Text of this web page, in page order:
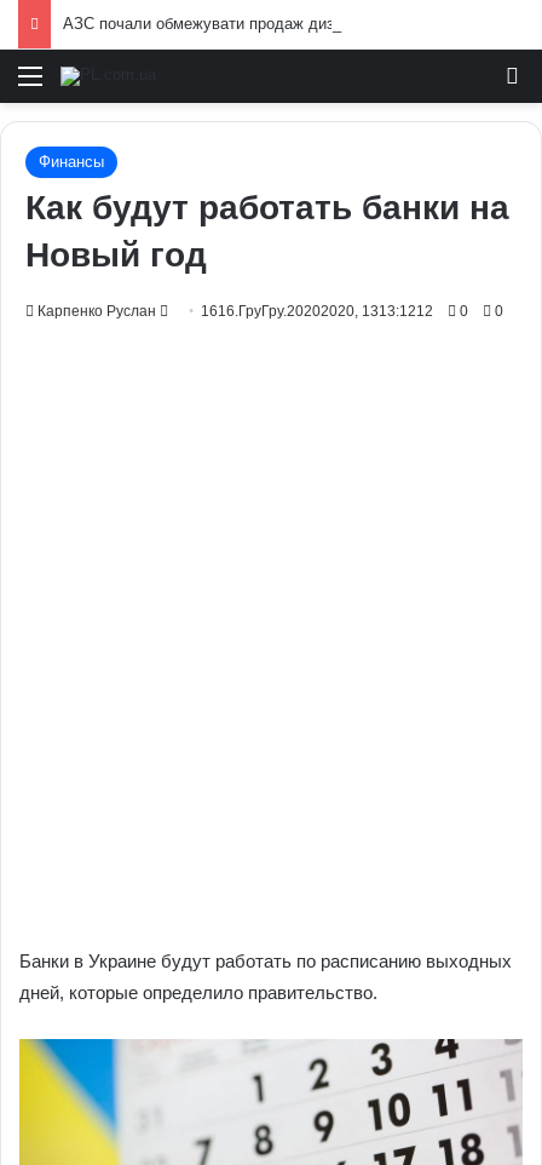
Меню
Финансы
Как будут работать банки на
Новый год
Карпенко Руслан
Send 1616.ГруГру.20202020, 1313:1212 0 0
Банки в Украине будут работать по расписанию выходных
дней, которые определило правительство.